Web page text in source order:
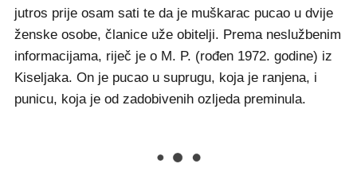
jutros prije osam sati te da je muškarac pucao u dvije
ženske osobe, članice uže obitelji. Prema neslužbenim
informacijama, riječ je o M. P. (rođen 1972. godine) iz
Kiseljaka. On je pucao u suprugu, koja je ranjena, i
punicu, koja je od zadobivenih ozljeda preminula.